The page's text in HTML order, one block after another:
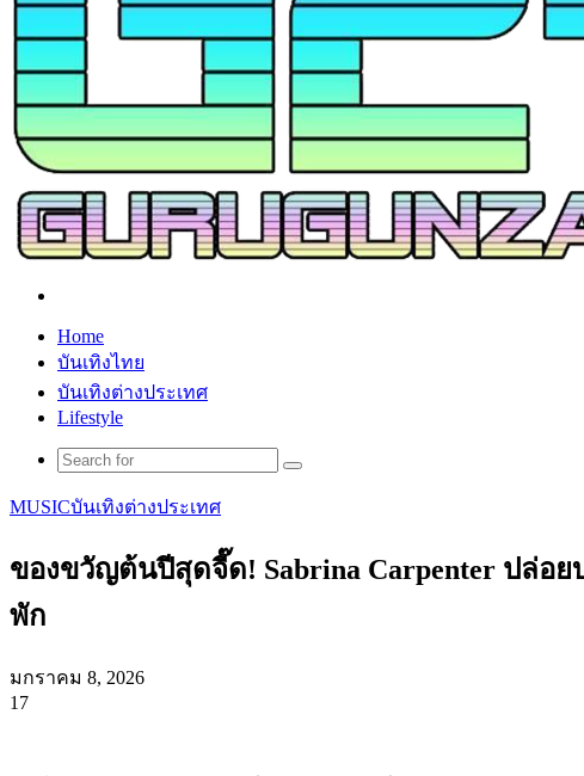
Home
บันเทิงไทย
บันเทิงต่างประเทศ
Lifestyle
Search
MUSICบันเทิงต่างประเทศ
ของขวัญต้นปีสุดจี๊ด! Sabrina Carpenter ปล่อ
พัก
มกราคม 8, 2026
17